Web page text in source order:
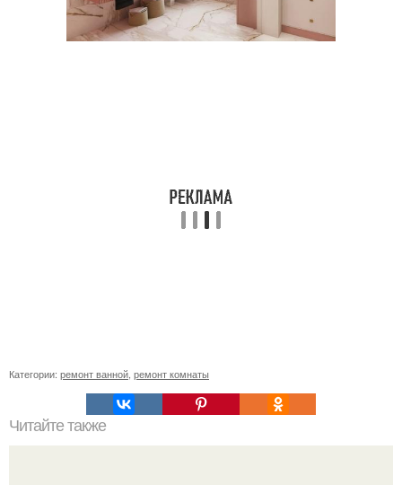
Категории: ремонт ванной, ремонт комнаты
Читайте также